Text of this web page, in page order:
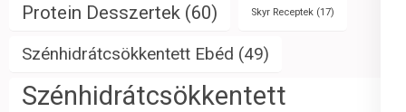
Protein Desszertek (60) Skyr Receptek (17)
Szénhidrátcsökkentett Ebéd (49)
Szénhidrátcsökkentett